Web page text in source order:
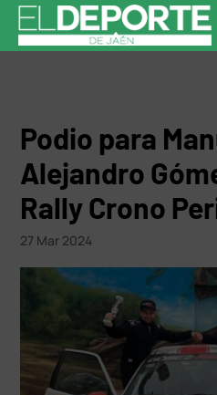
Podio para
Alejandro
Rally Crono
27 Mar 2024